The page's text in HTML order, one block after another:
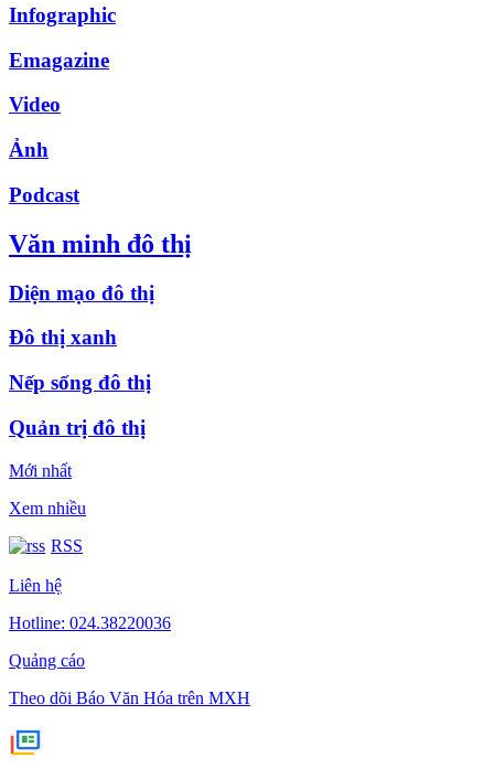
Infographic
Emagazine
Video
Ảnh
Podcast
Văn minh đô thị
Diện mạo đô thị
Đô thị xanh
Nếp sống đô thị
Quản trị đô thị
Mới nhất
Xem nhiều
RSS
Liên hệ
Hotline: 024.38220036
Quảng cáo
Theo dõi Báo Văn Hóa trên MXH